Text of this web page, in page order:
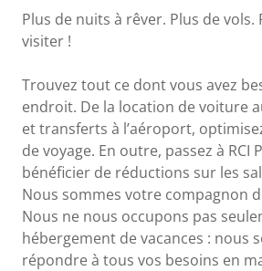
Plus de nuits à rêver. Plus de vols.
visiter !
Trouvez tout ce dont vous avez
endroit. De la location de voiture
et transferts à l’aéroport,
de voyage. En outre, passez à RCI
bénéficier de réductions sur les
Nous sommes votre compagnon
Nous ne nous occupons pas
hébergement de vacances : nous
répondre à tous vos besoins en